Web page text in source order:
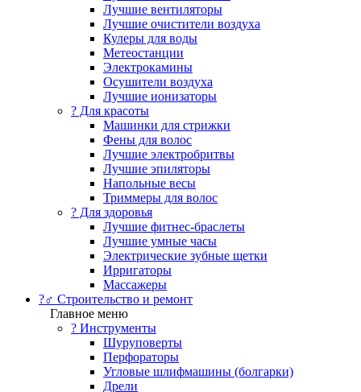
Лучшие вентиляторы
Лучшие очистители воздуха
Кулеры для воды
Метеостанции
Электрокамины
Осушители воздуха
Лучшие ионизаторы
? Для красоты
Машинки для стрижки
Фены для волос
Лучшие электробритвы
Лучшие эпиляторы
Напольные весы
Триммеры для волос
? Для здоровья
Лучшие фитнес-браслеты
Лучшие умные часы
Электрические зубные щетки
Ирригаторы
Массажеры
?‍♂️ Строительство и ремонт
Главное меню
?️ Инструменты
Шуруповерты
Перфораторы
Угловые шлифмашины (болгарки)
Дрели